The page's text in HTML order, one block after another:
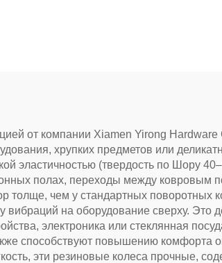
от компании Xiamen Yirong
хрупких предметов или
эластичностью (твердость по Шору
полах, переходы между ковровым
толще, чем у стандартных поворотных
вибраций на оборудование сверху. Это
электроника или стеклянная
способствуют повышению комфорта
эти резиновые колеса прочные,